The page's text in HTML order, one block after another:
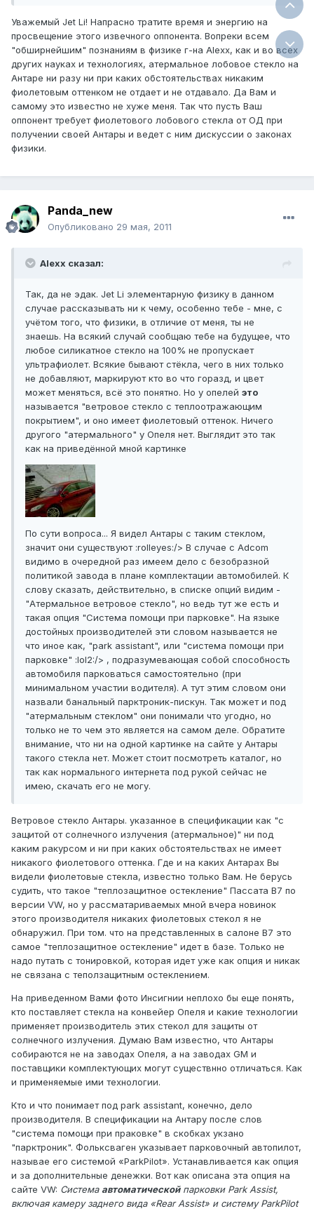
Уважемый Jet Li! Напрасно тратите время и энергию на
просвещение этого извечного оппонента. Вопреки всем
"обширнейшим" познаниям в физике г-на Alexx, как и во всех
других науках и технологиях, атермальное лобовое стекло на
Антаре ни разу ни при каких обстоятельствах никаким
фиолетовым оттенком не отдает и не отдавало. Да Вам и
самому это известно не хуже меня. Так что пусть Ваш
оппонент требует фиолетового лобового стекла от ОД при
получении своей Антары и ведет с ним дискуссии о законах
физики.
Panda_new
Опубликовано 29 мая, 2011
Alexx сказал:
Так, да не эдак. Jet Li элементарную физику в данном
случае рассказывать ни к чему, особенно тебе - мне, с
учётом того, что физики, в отличие от меня, ты не
знаешь. На всякий случай сообщаю тебе на будущее, что
любое силикатное стекло на 100% не пропускает
ультрафиолет. Всякие бывают стёкла, чего в них только
не добавляют, маркируют кто во что горазд, и цвет
может меняться, всё это понятно. Но у опелей это
называется "ветровое стекло с теплоотражающим
покрытием", и оно имеет фиолетовый оттенок. Ничего
другого "атермального" у Опеля нет. Выглядит это так
как на приведённой мной картинке
По сути вопроса... Я видел Антары с таким стеклом,
значит они существуют :rolleyes:/> В случае с Adcom
видимо в очередной раз имеем дело с безобразной
политикой завода в плане комплектации автомобилей. К
слову сказать, действительно, в списке опций видим -
"Атермальное ветровое стекло", но ведь тут же есть и
такая опция "Система помощи при парковке". На языке
достойных производителей эти словом называется не
что иное как, "park assistant", или "система помощи при
парковке" :lol2:/> , подразумевающая собой способность
автомобиля парковаться самостоятельно (при
минимальном участии водителя). А тут этим словом они
назвали банальный парктроник-пискун. Так может и под
"атермальным стеклом" они понимали что угодно, но
только не то чем это является на самом деле. Обратите
внимание, что ни на одной картинке на сайте у Антары
такого стекла нет. Может стоит посмотреть каталог, но
так как нормального интернета под рукой сейчас не
имею, скачать его не могу.
Ветровое стекло Антары. указанное в спецификации как "с
защитой от солнечного излучения (атермальное)" ни под
каким ракурсом и ни при каких обстоятельствах не имеет
никакого фиолетового оттенка. Где и на каких Антарах Вы
видели фиолетовые стекла, известно только Вам. Не берусь
судить, что такое "теплозащитное остекление" Пассата В7 по
версии VW, но у рассматариваемых мной вчера новинок
этого производителя никаких фиолетовых стекол я не
обнаружил. При том. что на представленных в салоне В7 это
самое "теплозащитное остекление" идет в базе. Только не
надо путать с тонировкой, которая идет уже как опция и никак
не связана с теползащитным остеклением.
На приведенном Вами фото Инсигнии неплохо бы еще понять,
кто поставляет стекла на конвейер Опеля и какие технологии
применяет производитель этих стекол для защиты от
солнечного излучения. Думаю Вам известно, что Антары
собираются не на заводах Опеля, а на заводах GM и
поставщики комплектующих могут существнно отличаться. Как
и применяемые ими технологии.
Кто и что понимает под park assistant, конечно, дело
производителя. В спецификации на Антару после слов
"система помощи при праковке" в скобках укзано
"парктроник". Фольксваген указывает парковочный автопилот,
называе его системой «ParkPilot». Устанавливается как опция
и за дополнительные денежки. Вот как описана эта опция на
сайте VW: Система автоматическойпарковки Park Assist,
включая камеру заднего вида «Rear Assist» и систему ParkPilot